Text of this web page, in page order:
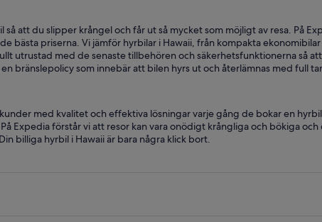
att du slipper krångel och får ut så mycket som möjligt av resa. På
bästa priserna. Vi jämför hyrbilar i Hawaii, från kompakta
utrustad med de senaste tillbehören och säkerhetsfunktionerna så
bränslepolicy som innebär att bilen hyrs ut och återlämnas med full
med kvalitet och effektiva lösningar varje gång de bokar en hyrbil
Expedia förstår vi att resor kan vara onödigt krångliga och bökiga
billiga hyrbil i Hawaii är bara några klick bort.